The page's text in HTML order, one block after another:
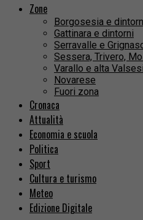
Zone
Borgosesia e
Gattinara e dintorni
Serravalle e
Sessera, Trivero,
Varallo e alta
Novarese
Fuori zona
Cronaca
Attualità
Economia e scuola
Politica
Sport
Cultura e turismo
Meteo
Edizione Digitale